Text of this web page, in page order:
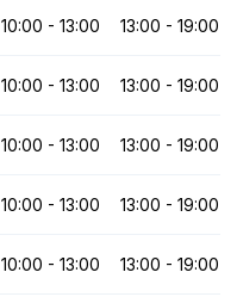
10:00 - 13:00 13:00 - 19:00
10:00 - 13:00 13:00 - 19:00
10:00 - 13:00 13:00 - 19:00
10:00 - 13:00 13:00 - 19:00
10:00 - 13:00 13:00 - 19:00